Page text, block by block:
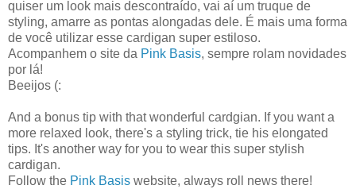
quiser um look mais descontraído, vai aí um truque de
styling, amarre as pontas alongadas dele. É mais uma forma
de você utilizar esse cardigan super estiloso.
Acompanhem o site da Pink Basis, sempre rolam novidades
por lá!
Beeijos (:
And a bonus tip with that wonderful cardgian. If you want a
more relaxed look, there's a styling trick, tie his elongated
tips. It's another way for you to wear this super stylish
cardigan.
Follow the Pink Basis website, always roll news there!